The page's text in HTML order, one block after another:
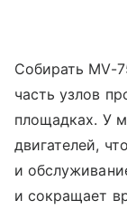
Собирать MV-
часть узлов
площадках. У
двигателей,
и
и сокращает